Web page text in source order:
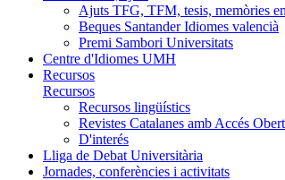
Ajuts TFG, TFM, tesis, memòries
Beques Santander Idiomes valencià
Premi Sambori Universitats
Centre d'Idiomes UMH
Recursos
Recursos
Recursos lingüístics
Revistes Catalanes amb Accés Obert
D'interés
Lliga de Debat Universitària
Jornades, conferències i activitats